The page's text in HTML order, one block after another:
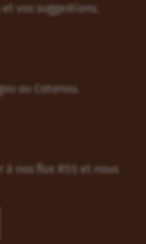
vos suggestions.
ou Cotonou.
à nos flux RSS et nous